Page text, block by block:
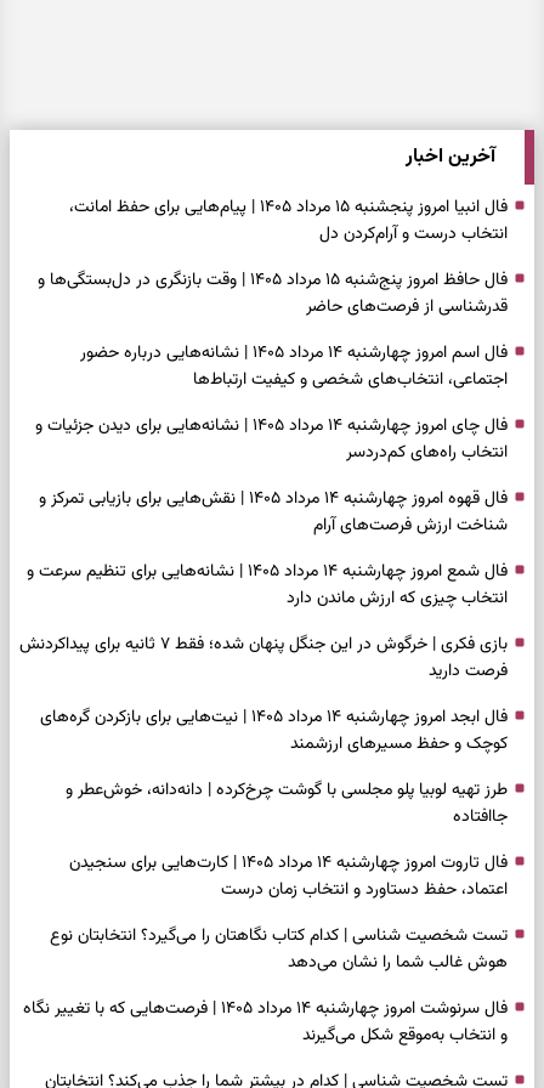
آخرین اخبار
فال انبیا امروز پنجشنبه ۱۵ مرداد ۱۴۰۵ | پیام‌هایی برای حفظ امانت،
انتخاب درست و آرام‌کردن دل
فال حافظ امروز پنج‌شنبه ۱۵ مرداد ۱۴۰۵ | وقت بازنگری در دل‌بستگی‌ها و
قدرشناسی از فرصت‌های حاضر
فال اسم امروز چهارشنبه ۱۴ مرداد ۱۴۰۵ | نشانه‌هایی درباره حضور
اجتماعی، انتخاب‌های شخصی و کیفیت ارتباط‌ها
فال چای امروز چهارشنبه ۱۴ مرداد ۱۴۰۵ | نشانه‌هایی برای دیدن جزئیات و
انتخاب راه‌های کم‌دردسر
فال قهوه امروز چهارشنبه ۱۴ مرداد ۱۴۰۵ | نقش‌هایی برای بازیابی تمرکز و
شناخت ارزش فرصت‌های آرام
فال شمع امروز چهارشنبه ۱۴ مرداد ۱۴۰۵ | نشانه‌هایی برای تنظیم سرعت و
انتخاب چیزی که ارزش ماندن دارد
بازی فکری | خرگوش در این جنگل پنهان شده؛ فقط ۷ ثانیه برای پیداکردنش
فرصت دارید
فال ابجد امروز چهارشنبه ۱۴ مرداد ۱۴۰۵ | نیت‌هایی برای بازکردن گره‌های
کوچک و حفظ مسیرهای ارزشمند
طرز تهیه لوبیا پلو مجلسی با گوشت چرخ‌کرده | دانه‌دانه، خوش‌عطر و
جاافتاده
فال تاروت امروز چهارشنبه ۱۴ مرداد ۱۴۰۵ | کارت‌هایی برای سنجیدن
اعتماد، حفظ دستاورد و انتخاب زمان درست
تست شخصیت شناسی | کدام کتاب نگاهتان را می‌گیرد؟ انتخابتان نوع
هوش غالب شما را نشان می‌دهد
فال سرنوشت امروز چهارشنبه ۱۴ مرداد ۱۴۰۵ | فرصت‌هایی که با تغییر نگاه
و انتخاب به‌موقع شکل می‌گیرند
تست شخصیت شناسی | کدام در بیشتر شما را جذب می‌کند؟ انتخابتان